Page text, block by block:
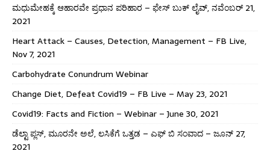
ಮಧುಮೇಹಕ್ಕೆ ಆಹಾರವೇ ಪ್ರಧಾನ ಪರಿಹಾರ – ಫೇಸ್ ಬುಕ್ ಲೈವ್, ನವೆಂಬರ್ 21,
2021
Heart Attack – Causes, Detection, Management – FB Live,
Nov 7, 2021
Carbohydrate Conundrum Webinar
Change Diet, Defeat Covid19 – FB Live – May 23, 2021
Covid19: Facts and Fiction – Webinar – June 30, 2021
ಡೆಲ್ಟಾ ಪ್ಲಸ್, ಮೂರನೇ ಅಲೆ, ಲಸಿಕೆಗೆ ಒತ್ತಡ – ಎಫ್ ಬಿ ಸಂವಾದ – ಜೂನ್ 27,
2021